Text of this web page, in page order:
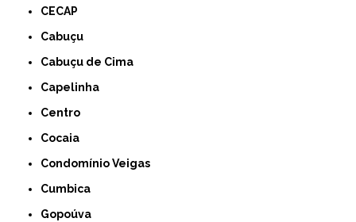
CECAP
Cabuçu
Cabuçu de Cima
Capelinha
Centro
Cocaia
Condomínio Veigas
Cumbica
Gopoúva